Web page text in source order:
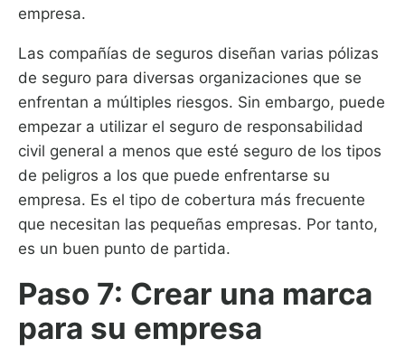
empresa.
Las compañías de seguros diseñan varias pólizas
de seguro para diversas organizaciones que se
enfrentan a múltiples riesgos. Sin embargo, puede
empezar a utilizar el seguro de responsabilidad
civil general a menos que esté seguro de los tipos
de peligros a los que puede enfrentarse su
empresa. Es el tipo de cobertura más frecuente
que necesitan las pequeñas empresas. Por tanto,
es un buen punto de partida.
Paso 7: Crear una marca
para su empresa